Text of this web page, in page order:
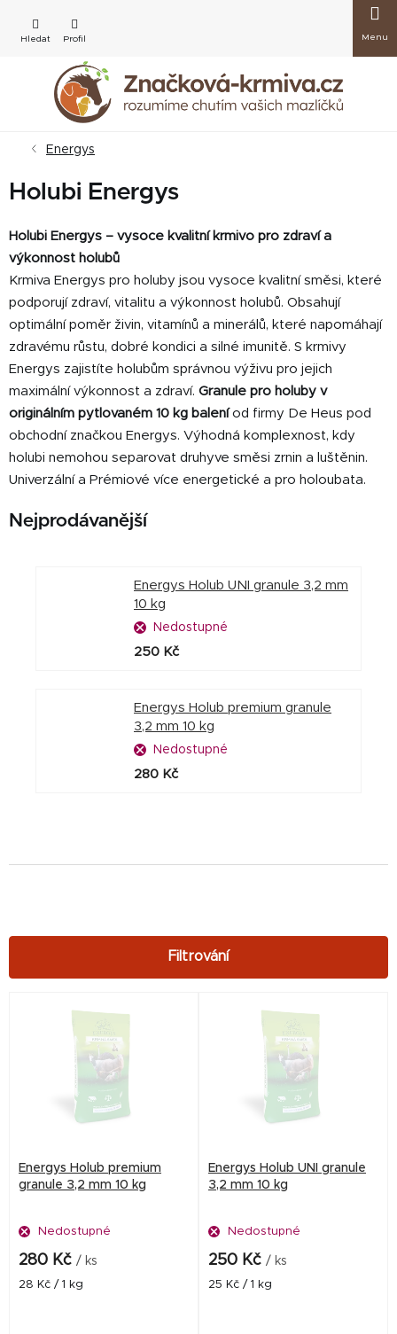
obsah
košík
Energys
Holubi Energys
Holubi Energys – vysoce kvalitní krmivo pro zdraví a
výkonnost holubů
Krmiva Energys pro holuby jsou vysoce kvalitní směsi, které
podporují zdraví, vitalitu a výkonnost holubů. Obsahují
optimální poměr živin, vitamínů a minerálů, které napomáhají
zdravému růstu, dobré kondici a silné imunitě. S krmivy
Energys zajistíte holubům správnou výživu pro jejich
maximální výkonnost a zdraví. Granule pro holuby v
originálním pytlovaném 10 kg balení od firmy De Heus pod
obchodní značkou Energys. Výhodná komplexnost, kdy
holubi nemohou separovat druhyve směsi zrnin a luštěnin.
Univerzální a Prémiové více energetické a pro holoubata.
Nejprodávanější
Energys Holub UNI granule 3,2 mm
10 kg
Nedostupné
250 Kč
Energys Holub premium granule
3,2 mm 10 kg
Nedostupné
280 Kč
o
Energys Holub premium
granule 3,2 mm 10 kg
Nedostupné
280 Kč / ks
Měrná
28 Kč / 1 kg
Energys Holub UNI granule
3,2 mm 10 kg
Nedostupné
250 Kč / ks
Měrná
25 Kč / 1 kg